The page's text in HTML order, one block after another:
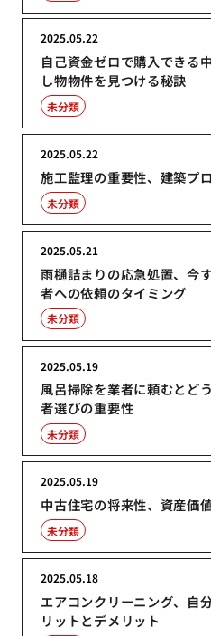
自己資金ゼロで購入できる
し物物件を見つける秘訣
2025.05.22
未分類
施工監理の重要性、建築プ
2025.05.22
未分類
雨樋詰まりの応急処置、今
者への依頼のタイミング
2025.05.21
未分類
風呂掃除を業者に頼むとど
者選びの重要性
2025.05.19
未分類
中古住宅の将来性、資産価
2025.05.19
未分類
エアコンクリーニング、自
リットとデメリット
2025.05.18